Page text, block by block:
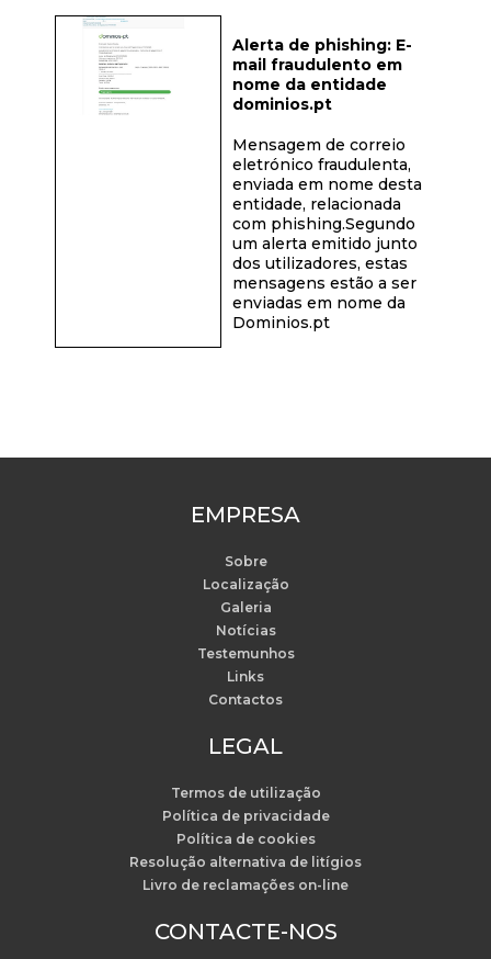
Alerta de phishing: E-
mail fraudulento em
nome da entidade
dominios.pt
Mensagem de correio
eletrónico fraudulenta,
enviada em nome desta
entidade, relacionada
com phishing.Segundo
um alerta emitido junto
dos utilizadores, estas
mensagens estão a ser
enviadas em nome da
Dominios.pt
EMPRESA
Sobre
Localização
Galeria
Notícias
Testemunhos
Links
Contactos
LEGAL
Termos de utilização
Política de privacidade
Política de cookies
Resolução alternativa de litígios
Livro de reclamações on-line
CONTACTE-NOS